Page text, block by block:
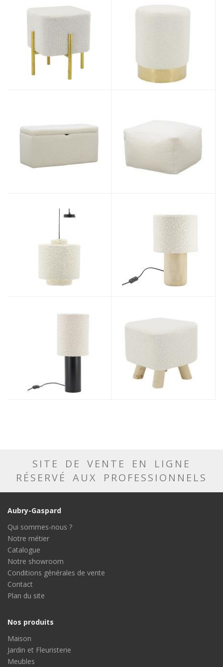
SITE DE VENTE EN LIGNE
RÉSERVÉ AUX PROFESSIONNELS
Aubry-Gaspard
Qui sommes-nous ?
Notre métier
Catalogue
Notre showroom
Conditions générales de vente
Contact
Plan du site
Nos produits
Maison
Jardin et Fleuristerie
Meubles